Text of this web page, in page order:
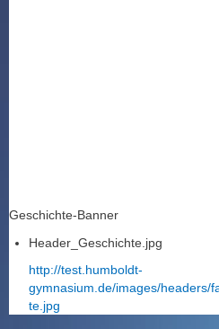
Geschichte-Banner
Header_Geschichte.jpg
http://test.humboldt-
gymnasium.de/images/headers/
te.jpg